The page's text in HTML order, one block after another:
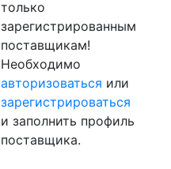
только
зарегистрированным
поставщикам!
Необходимо
авторизоваться или
зарегистрироваться
и заполнить профиль
поставщика.